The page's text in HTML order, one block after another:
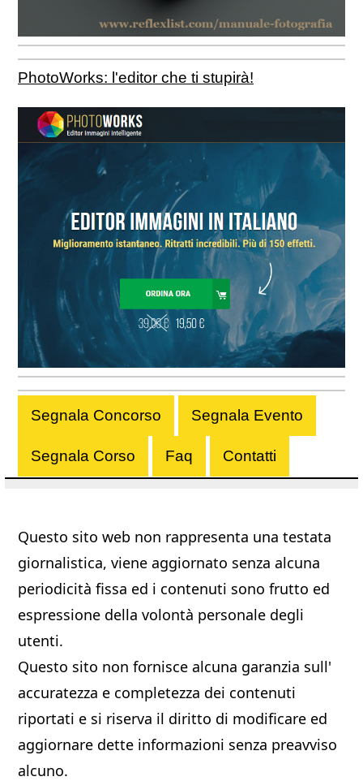
PhotoWorks: l'editor che ti stupirà!
Segnala Concorso Segnala Evento
Segnala Corso Faq Contatti
Questo sito web non rappresenta una testata
giornalistica, viene aggiornato senza alcuna
periodicità fissa ed i contenuti sono frutto ed
espressione della volontà personale degli
utenti.
Questo sito non fornisce alcuna garanzia sull'
accuratezza e completezza dei contenuti
riportati e si riserva il diritto di modificare ed
aggiornare dette informazioni senza preavviso
alcuno.